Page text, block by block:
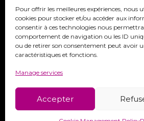
Pour offrir les meilleures expériences, nous
cookies pour stocker et/ou accéder aux
consentir à ces technologies nous
comportement de navigation ou les ID
ou de retirer son consentement peut avoir
caractéristiques et fonctions.
Manage services
Accepter